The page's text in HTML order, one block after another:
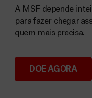
Angarie
A MSF depende
para fazer chegar
quem mais precisa.
DOE AGORA